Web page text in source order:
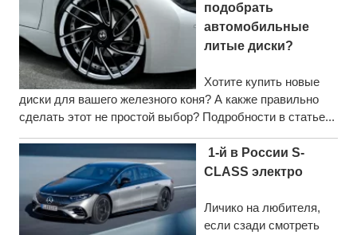
подобрать
автомобильные
литые диски?
Хотите купить новые
диски для вашего железного коня? А какже правильно
сделать этот не простой выбор? Подробности в статье...
1-й в России S-
CLASS электро
Личико на любителя,
если сзади смотреть